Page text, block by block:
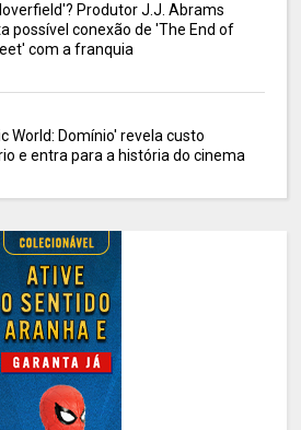
Produtor J.J. Abrams
possível conexão de 'The End of
com a franquia
World: Domínio' revela custo
e entra para a história do cinema